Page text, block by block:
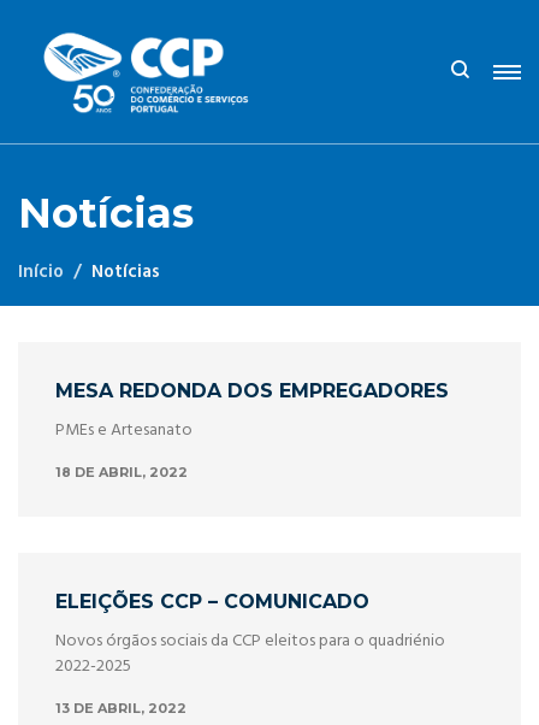
Notícias
Início Notícias
MESA REDONDA DOS EMPREGADORES
PMEs e Artesanato
18 DE ABRIL, 2022
ELEIÇÕES CCP – COMUNICADO
Novos órgãos sociais da CCP eleitos para o quadriénio
2022-2025
13 DE ABRIL, 2022